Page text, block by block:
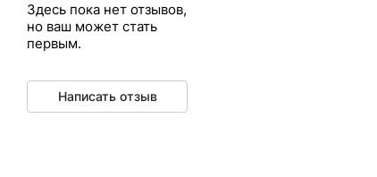
Здесь пока нет отзывов,
но ваш может стать
первым.
Написать отзыв